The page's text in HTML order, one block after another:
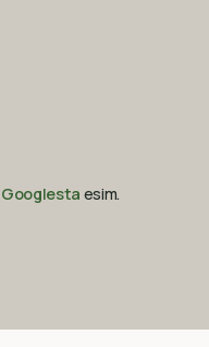
Googlesta esim.